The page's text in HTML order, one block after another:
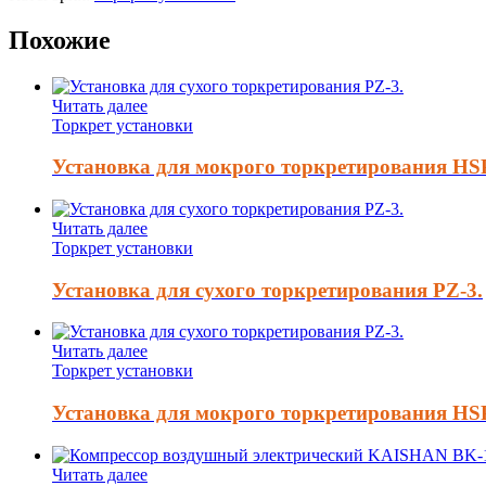
Похожие
Читать далее
Торкрет установки
Установка для мокрого торкретирования
Читать далее
Торкрет установки
Установка для сухого торкретирования PZ-3.
Читать далее
Торкрет установки
Установка для мокрого торкретирования
Читать далее